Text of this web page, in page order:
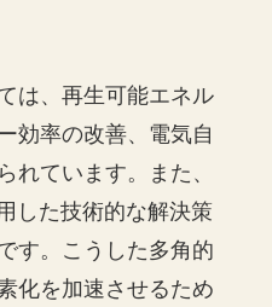
は、再生可能エネル
効率の改善、電気自
れています。また、
した技術的な解決策
す。こうした多角的
化を加速させるため